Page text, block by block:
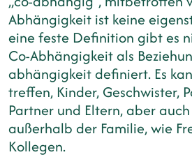
Abhängigkeit ist keine
eine feste Definition gibt es
Co-Abhängigkeit als
abhängigkeit definiert. Es
treffen, Kinder, Geschwister,
Partner und Eltern, aber
außerhalb der Familie, wie
Kollegen.